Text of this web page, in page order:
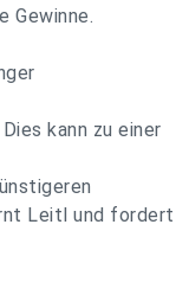
Gewinne.
kann zu einer
Leitl und fordert